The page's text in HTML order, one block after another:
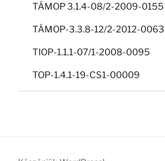
TÁMOP 3.1.4-08/2-2009-0155
TÁMOP-3.3.8-12/2-2012-0063
TIOP-1.1.1-07/1-2008-0095
TOP-1.4.1-19-CS1-00009